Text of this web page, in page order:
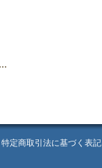
特定商取引法に基づく表記